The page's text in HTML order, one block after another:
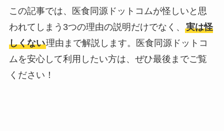
この記事では、医食同源ドットコムが怪しいと思
われてしまう3つの理由の説明だけでなく、 実は怪
しくない理由まで解説します。医食同源ドットコ
ムを安心して利用したい方は、ぜひ最後までご覧
ください！